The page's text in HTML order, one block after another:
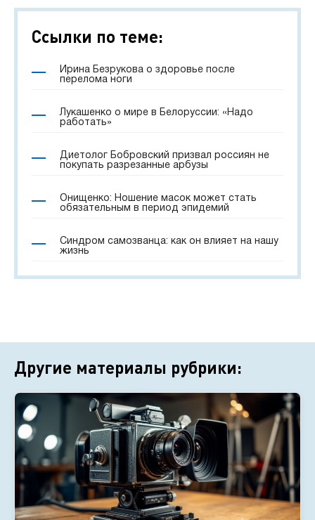
Ссылки по теме:
Ирина Безрукова о здоровье после
перелома ноги
Лукашенко о мире в Белоруссии: «Надо
работать»
Диетолог Бобровский призвал россиян не
покупать разрезанные арбузы
Онищенко: Ношение масок может стать
обязательным в период эпидемий
Синдром самозванца: как он влияет на нашу
жизнь
Другие материалы рубрики: